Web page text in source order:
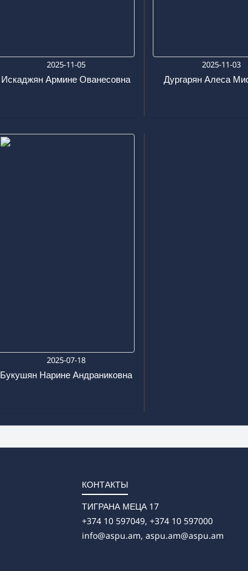
2025-11-05
Искаджян Армине Ованесовна
2025-11-03
Дургарян Алеса
2025-07-18
Букушян Нарине Андраниковна
КОНТАКТЫ
ТИГРАНА МЕЦА 17
+374 10 597049, +374 10 597000
info@aspu.am, aspu.am@aspu.am